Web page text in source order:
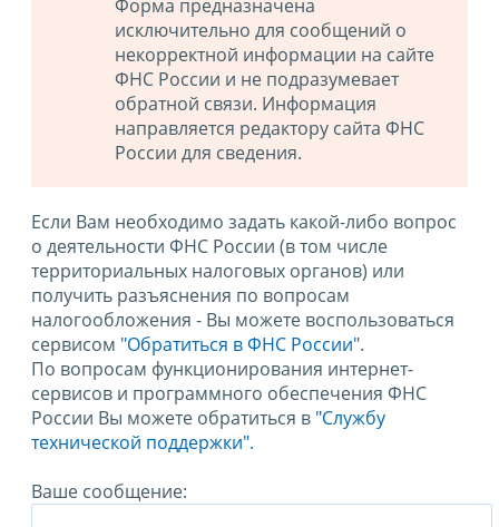
Форма предназначена
исключительно для сообщений о
некорректной информации на сайте
ФНС России и не подразумевает
обратной связи. Информация
направляется редактору сайта ФНС
России для сведения.
Если Вам необходимо задать какой-либо вопрос
о деятельности ФНС России (в том числе
территориальных налоговых органов) или
получить разъяснения по вопросам
налогообложения - Вы можете воспользоваться
сервисом "Обратиться в ФНС России".
По вопросам функционирования интернет-
сервисов и программного обеспечения ФНС
России Вы можете обратиться в "Службу
технической поддержки".
Ваше сообщение: